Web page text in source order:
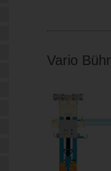
Vario